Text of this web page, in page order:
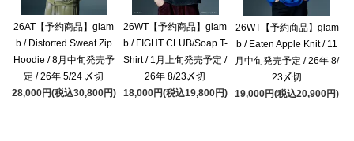
26AT【予約商品】glam
b / Distorted Sweat Zip
Hoodie / 8月中旬発売予
定 / 26年 5/24 〆切
28,000円(税込30,800円)
26WT【予約商品】glam
b / FIGHT CLUB/Soap T-
Shirt / 1月上旬発売予定 /
26年 8/23〆切
18,000円(税込19,800円)
26WT【予約商品】glam
b / Eaten Apple Knit / 11
月中旬発売予定 / 26年 8/
23〆切
19,000円(税込20,900円)